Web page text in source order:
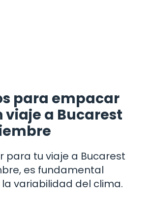
para empacar
viaje a Bucarest
para tu viaje a Bucarest
es fundamental
variabilidad del clima.